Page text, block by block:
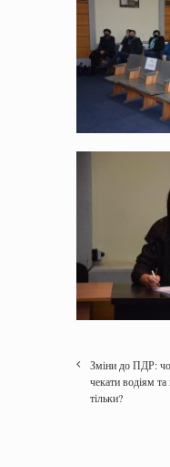
Зміни до ПДР:
чекати водіям та
тільки?